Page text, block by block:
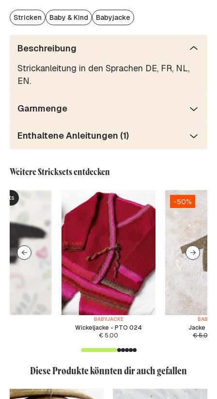
Stricken Baby & Kind Babyjacke
Beschreibung
Strickanleitung in den Sprachen DE, FR, NL,
EN.
Garnmenge
Enthaltene Anleitungen (1)
Weitere Stricksets entdecken
BABYJACKE
Wickeljacke - PTO 024
€ 5.00
-50%
Jacke -
€5.00
Diese Produkte könnten dir auch gefallen